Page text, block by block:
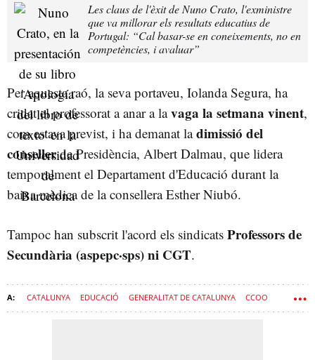
Les claus de l'èxit de Nuno Crato, l'exministre
que va millorar els resultats educatius de
Portugal: “Cal basar-se en coneixements, no en
competències, i avaluar”
Per aquesta raó, la seva portaveu, Iolanda Segura, ha
cridat el professorat a anar a lavaga la setmana vinent,
com estava previst, i ha demanat ladimissió del
consellerde Presidència, Albert Dalmau, que lidera
temporalment el Departament d'Educació durant la
baixa mèdica de la consellera Esther Niubó.
Tampoc han subscrit l'acord els sindicats Professors de
Secundària (aspepc·sps) ni CGT.
CATALUNYA EDUCACIÓ GENERALITAT DE CATALUNYA CCOO